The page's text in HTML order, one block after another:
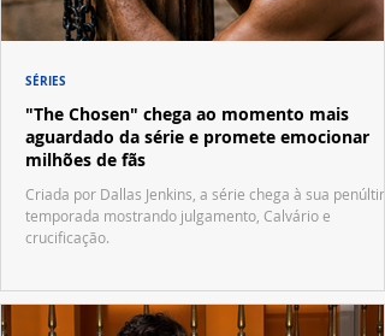
"The Chosen" chega ao momento mais
aguardado da série e promete emocionar
milhões de fãs
Criada por Dallas Jenkins, a série chega à sua
temporada mostrando julgamento, Calvário e
crucificação.
SÉRIES